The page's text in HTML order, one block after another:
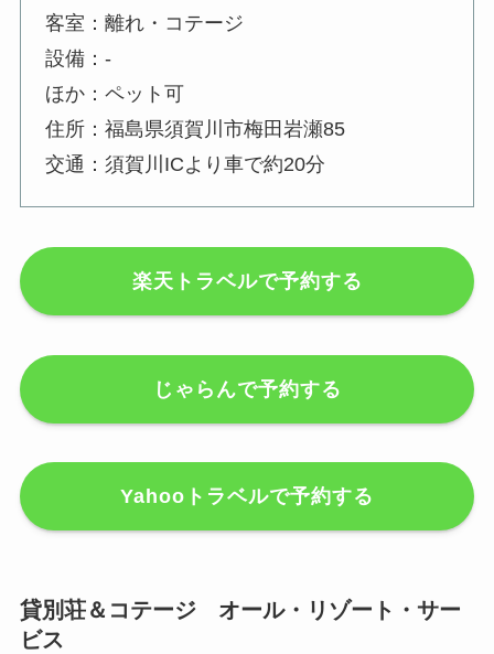
客室：離れ・コテージ
設備：-
ほか：ペット可
住所：福島県須賀川市梅田岩瀬85
交通：須賀川ICより車で約20分
楽天トラベルで予約する
じゃらんで予約する
Yahooトラベルで予約する
貸別荘＆コテージ オール・リゾート・サー
ビス